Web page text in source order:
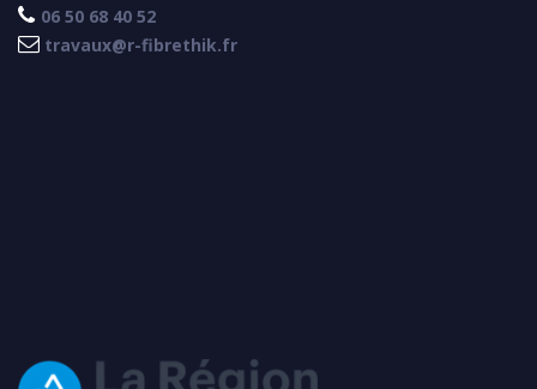
 06 50 68 40 52
 travaux@r-fibrethik.fr